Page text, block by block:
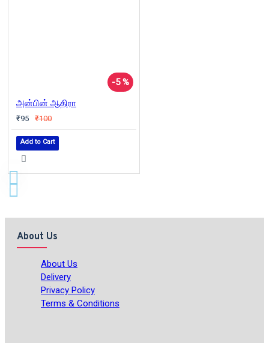
-5 %
அன்பின் ஆதிரா
₹95 ₹100
Add to Cart
About Us
About Us
Delivery
Privacy Policy
Terms & Conditions